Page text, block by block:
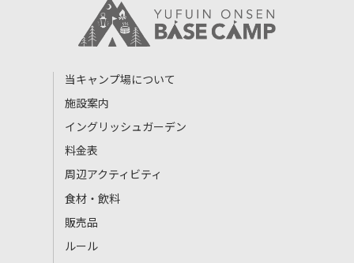
当キャンプ場について
施設案内
イングリッシュガーデン
料金表
周辺アクティビティ
食材・飲料
販売品
ルール